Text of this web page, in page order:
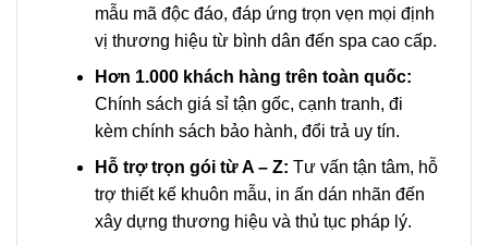
mẫu mã độc đáo, đáp ứng trọn vẹn mọi định
vị thương hiệu từ bình dân đến spa cao cấp.
Hơn 1.000 khách hàng trên toàn quốc:
Chính sách giá sỉ tận gốc, cạnh tranh, đi
kèm chính sách bảo hành, đổi trả uy tín.
Hỗ trợ trọn gói từ A – Z: Tư vấn tận tâm, hỗ
trợ thiết kế khuôn mẫu, in ấn dán nhãn đến
xây dựng thương hiệu và thủ tục pháp lý.